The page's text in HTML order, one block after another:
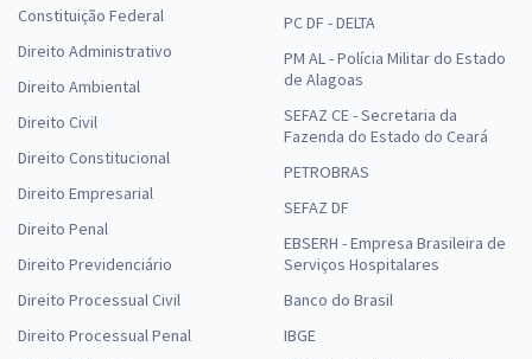
Constituição Federal
Direito Administrativo
Direito Ambiental
Direito Civil
Direito Constitucional
Direito Empresarial
Direito Penal
Direito Previdenciário
Direito Processual Civil
Direito Processual Penal
PC DF - DELTA
PM AL - Polícia Militar do Estado
de Alagoas
SEFAZ CE - Secretaria da
Fazenda do Estado do Ceará
PETROBRAS
SEFAZ DF
EBSERH - Empresa Brasileira de
Serviços Hospitalares
Banco do Brasil
IBGE